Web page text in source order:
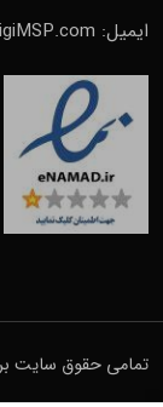
ایمیل: Info@DigiMSP.com
تمامی حقوق سایت